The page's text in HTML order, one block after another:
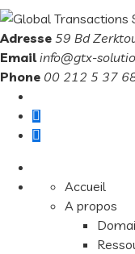
Adresse 59 Bd
Email info@gtx-
Phone 00 212 5 37
Accueil
A propos